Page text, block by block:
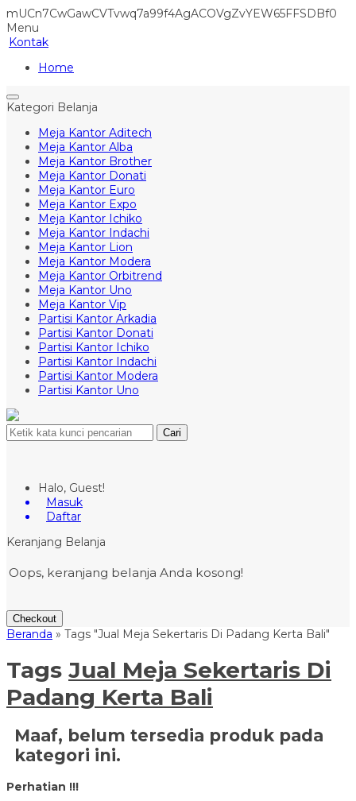
mUCn7CwGawCVTvwq7a99f4AgACOVgZvYEW65FFSDBf0
Menu
Kontak
Home
Kategori Belanja
Meja Kantor Aditech
Meja Kantor Alba
Meja Kantor Brother
Meja Kantor Donati
Meja Kantor Euro
Meja Kantor Expo
Meja Kantor Ichiko
Meja Kantor Indachi
Meja Kantor Lion
Meja Kantor Modera
Meja Kantor Orbitrend
Meja Kantor Uno
Meja Kantor Vip
Partisi Kantor Arkadia
Partisi Kantor Donati
Partisi Kantor Ichiko
Partisi Kantor Indachi
Partisi Kantor Modera
Partisi Kantor Uno
Cari
Halo, Guest!
Masuk
Daftar
Keranjang Belanja
Oops, keranjang belanja Anda kosong!
Checkout
Beranda » Tags "Jual Meja Sekertaris Di Padang Kerta Bali"
Tags Jual Meja Sekertaris Di
Padang Kerta Bali
Maaf, belum tersedia produk pada
kategori ini.
Perhatian !!!